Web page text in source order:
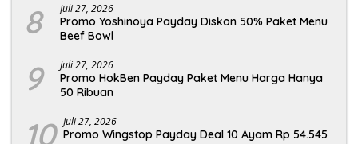
8 Juli 27, 2026
Promo Yoshinoya Payday Diskon 50% Paket Menu
Beef Bowl
9 Juli 27, 2026
Promo HokBen Payday Paket Menu Harga Hanya
50 Ribuan
10 Juli 27, 2026
Promo Wingstop Payday Deal 10 Ayam Rp 54.545